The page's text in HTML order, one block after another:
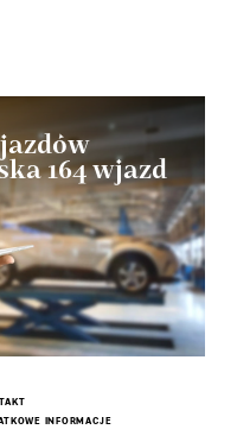
164 wjazd
INFORMACJE